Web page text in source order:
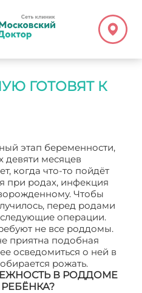
ГОТОВЯТ К
этап беременности,
девяти месяцев
когда что-то пойдёт
при родах, инфекция
Чтобы
перед родами
операции.
не все роддомы.
приятна подобная
осведомиться о ней в
рожать.
В РОДДОМЕ